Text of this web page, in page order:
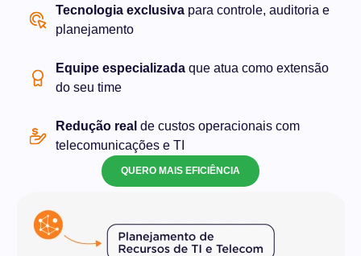
Tecnologia exclusivapara controle, auditoria e
planejamento
Equipe especializadaque atua como extensão
do seu time
Redução real de custos operacionais com
telecomunicações e TI
QUERO MAIS EFICIÊNCIA